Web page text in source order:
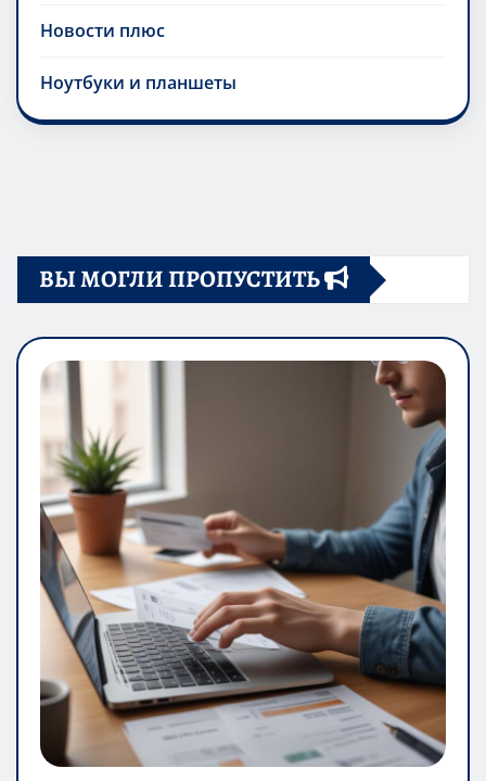
Новости плюс
Ноутбуки и планшеты
ВЫ МОГЛИ ПРОПУСТИТЬ